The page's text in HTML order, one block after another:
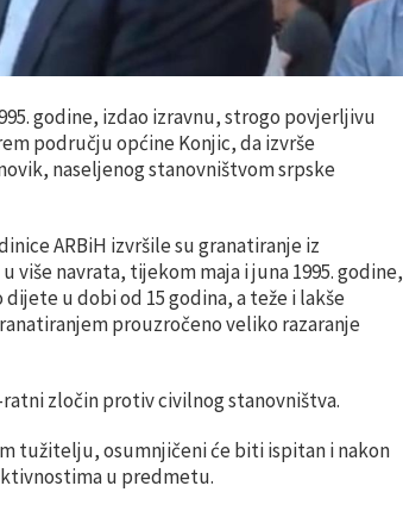
godine, izdao izravnu, strogo povjerljivu
području općine Konjic, da izvrše
naseljenog stanovništvom srpske
ARBiH izvršile su granatiranje iz
navrata, tijekom maja i juna 1995. godine,
u dobi od 15 godina, a teže i lakše
prouzročeno veliko razaranje
zločin protiv civilnog stanovništva.
tužitelju, osumnjičeni će biti ispitan i nakon
u predmetu.